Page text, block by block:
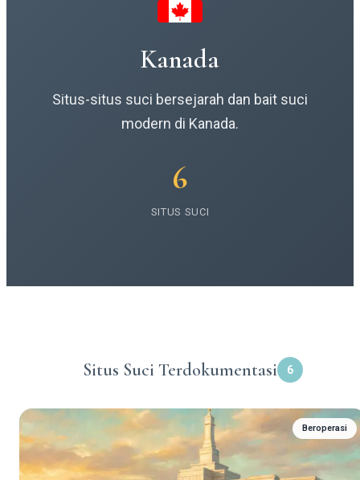
Kanada
Situs-situs suci bersejarah dan bait suci
modern di Kanada.
6
SITUS SUCI
Situs Suci Terdokumentasi 6
Beroperasi